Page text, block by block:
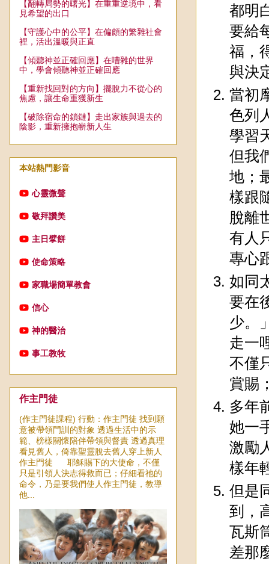
都明
要給
福，
與決
當初
色列
學習
但我
地；
樣跟
脫離
有人
專心
如同
要在
少。
走一
不僅
賞賜
多年
她一
激勵
樣年
但是
到，
瓦斯
差那
【翻轉局勢的曙光】在重重逆境中，看
見希望的出口
【守護心中的公平】在偏頗的繁雜社會
裡，活出溫暖與正直
【傾聽神並正確回應】在嘈雜的世界
中，學會傾聽神並正確回應
【重新找回對的方向】擺脫力不從心的
焦慮，讓生命重獲新生
【破除宿命的鎖鏈】走出家族與過去的
陰影，重新擁抱嶄新人生
本站熱門影音
心靈微聲
敬拜讚美
主日擘餅
使命策略
家職場簡單教會
信心
神的醫治
事工教牧
作主門徒
(作主門徒課程) 行動：作主門徒 找到願
意被帶領門訓的對象 透過生活中的示
範、榜樣關懷陪伴帶領與督責 透過真理
看見舊人，倚靠聖靈脫去舊人穿上新人
作主門徒 耶穌賜下的大使命，不僅
只是引領人決志得救而已；仔細看祂的
命令，乃是要我們使人作主門徒，教導
他...